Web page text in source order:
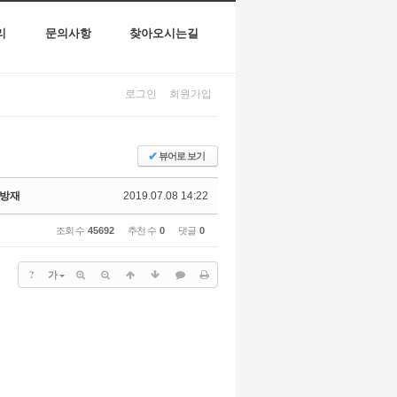
문의사항 찾아오시는길
로그인 회원가입
✔뷰어로 보기
2019.07.08 14:22
재
조회 수 45692 추천 수 0 댓글 0
? 가